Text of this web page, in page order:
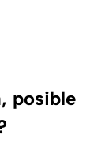
posible